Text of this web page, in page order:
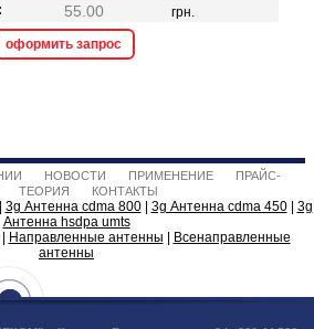
грн.
оформить запрос
НОВОСТИ ПРИМЕНЕНИЕ
ПРАЙС-
ТЕОРИЯ КОНТАКТЫ
3g Антенна cdma 800| 3g Антенна cdma 450| 3g
Антенна hsdpa umts
Направленные антенны
Всенаправленные
антенны